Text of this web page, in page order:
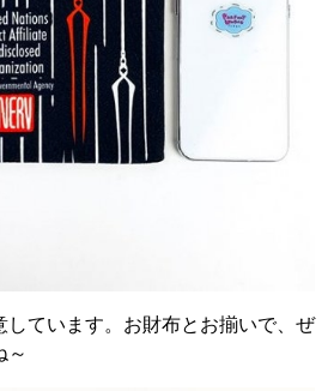
しています。お財布とお揃いで、ぜ
～